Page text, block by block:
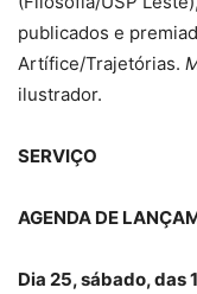
publicados e
Artífice/Trajetórias.
ilustrador.
SERVIÇO
AGENDA DE
Dia 25, sábado, das